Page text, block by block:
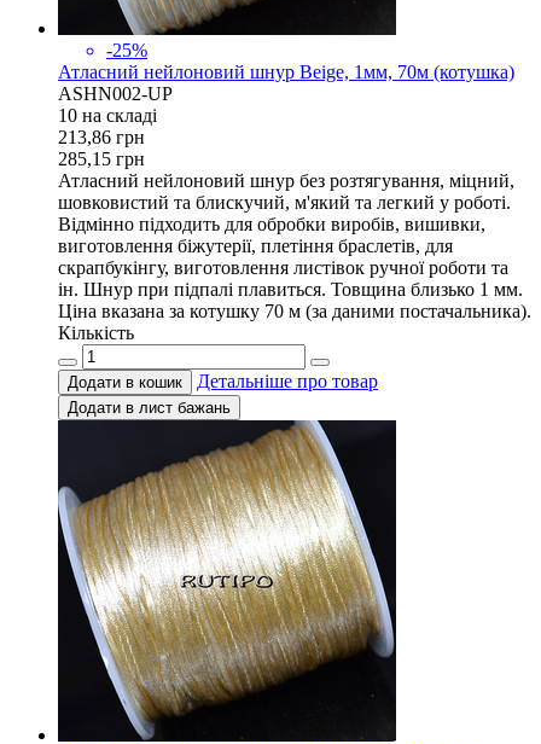
-25%
Атласний нейлоновий шнур Beige, 1мм, 70м (котушка)
ASHN002-UP
10 на складi
213,86 грн
285,15 грн
Атласний нейлоновий шнур без розтягування, міцний,
шовковистий та блискучий, м'який та легкий у роботі.
Відмінно підходить для обробки виробів, вишивки,
виготовлення біжутерії, плетіння браслетів, для
скрапбукінгу, виготовлення листівок ручної роботи та
ін. Шнур при підпалі плавиться. Товщина близько 1 мм.
Ціна вказана за котушку 70 м (за даними постачальника).
Кількість
Додати в кошик Детальніше про товар
Додати в лист бажань